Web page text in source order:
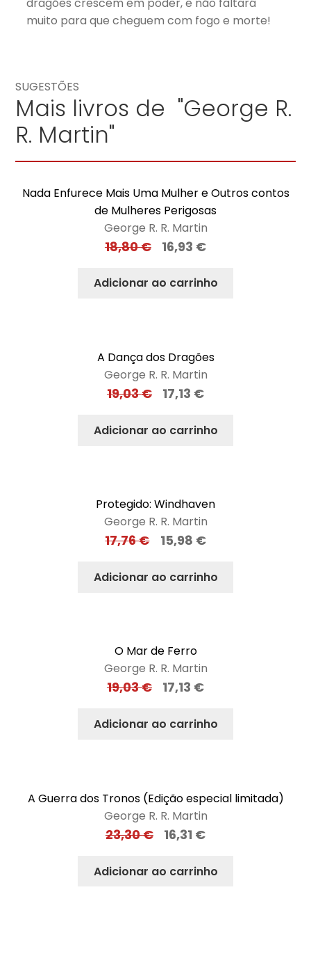
muito para que cheguem com fogo e morte!
SUGESTÕES
Mais livros de "George R.
R. Martin"
Nada Enfurece Mais Uma Mulher e Outros contos
de Mulheres Perigosas
George R. R. Martin
18,80€ 16,93 €
Adicionar ao carrinho
A Dança dos Dragões
George R. R. Martin
19,03€ 17,13 €
Adicionar ao carrinho
Protegido: Windhaven
George R. R. Martin
17,76€ 15,98 €
Adicionar ao carrinho
O Mar de Ferro
George R. R. Martin
19,03€ 17,13 €
Adicionar ao carrinho
A Guerra dos Tronos (Edição especial limitada)
George R. R. Martin
23,30€ 16,31 €
Adicionar ao carrinho